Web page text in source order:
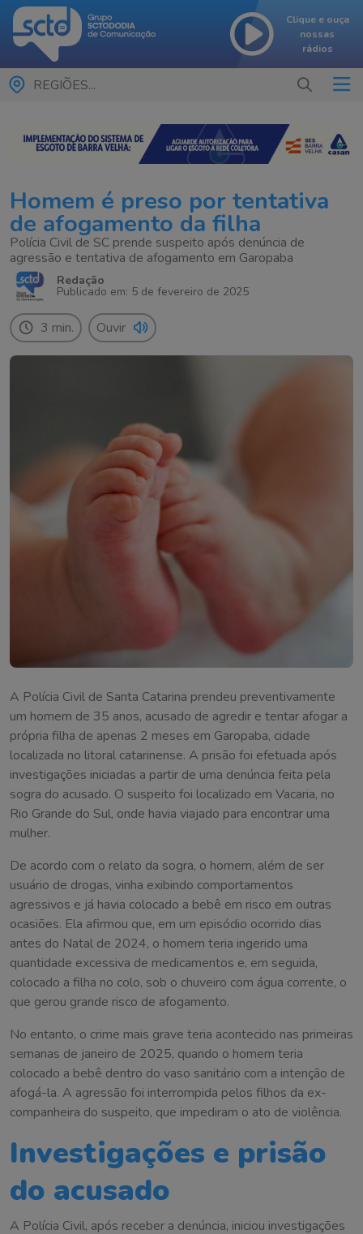
Clique e ouça
nossas
rádios
REGIÕES...
Homem é preso por tentativa
de afogamento da filha
Polícia Civil de SC prende suspeito após denúncia de
agressão e tentativa de afogamento em Garopaba
Redação
Publicado em: 5 de fevereiro de 2025
3 min. Ouvir
A Polícia Civil de Santa Catarina prendeu preventivamente
um homem de 35 anos, acusado de agredir e tentar afogar a
própria filha de apenas 2 meses em Garopaba, cidade
localizada no litoral catarinense. A prisão foi efetuada após
investigações iniciadas a partir de uma denúncia feita pela
sogra do acusado. O suspeito foi localizado em Vacaria, no
Rio Grande do Sul, onde havia viajado para encontrar uma
mulher.
De acordo com o relato da sogra, o homem, além de ser
usuário de drogas, vinha exibindo comportamentos
agressivos e já havia colocado a bebê em risco em outras
ocasiões. Ela afirmou que, em um episódio ocorrido dias
antes do Natal de 2024, o homem teria ingerido uma
quantidade excessiva de medicamentos e, em seguida,
colocado a filha no colo, sob o chuveiro com água corrente, o
que gerou grande risco de afogamento.
No entanto, o crime mais grave teria acontecido nas primeiras
semanas de janeiro de 2025, quando o homem teria
colocado a bebê dentro do vaso sanitário com a intenção de
afogá-la. A agressão foi interrompida pelos filhos da ex-
companheira do suspeito, que impediram o ato de violência.
Investigações e prisão
do acusado
A Polícia Civil, após receber a denúncia, iniciou investigações